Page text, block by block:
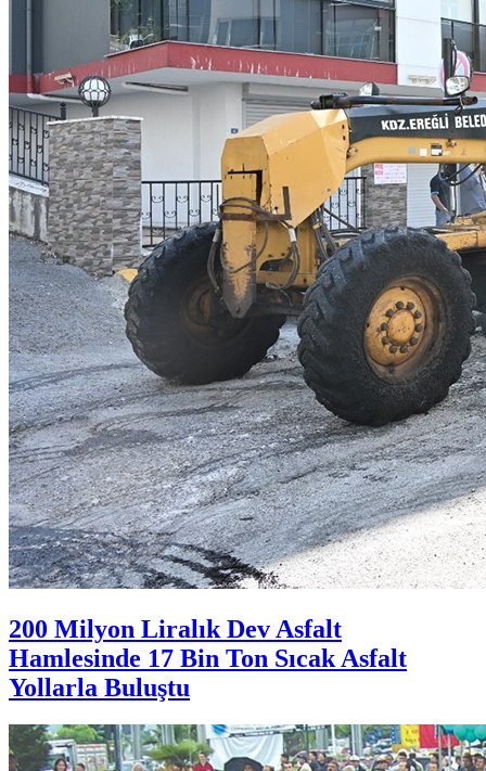
200 Milyon Liralık Dev Asfalt
Hamlesinde 17 Bin Ton Sıcak Asfalt
Yollarla Buluştu